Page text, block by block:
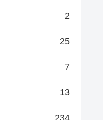
2
25
7
13
234